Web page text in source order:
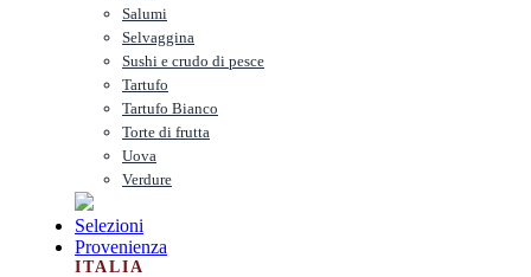
Salumi
Selvaggina
Sushi e crudo di pesce
Tartufo
Tartufo Bianco
Torte di frutta
Uova
Verdure
Selezioni
Provenienza
ITALIA